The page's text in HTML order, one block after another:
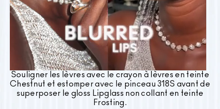
Souligner les lèvres avec le crayon à lèvres en teinte
Chestnut et estomper avec le pinceau 318S avant de
superposer le gloss Lipglass non collant en teinte
Frosting.